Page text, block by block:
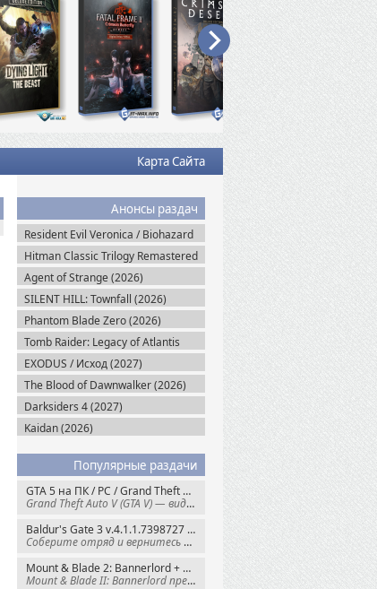
Карта Сайта
Анонсы раздач
Resident Evil Veronica / Biohazard
RE: Veronica (2027)
Hitman Classic Trilogy Remastered
(2027)
Agent of Strange (2026)
SILENT HILL: Townfall (2026)
Phantom Blade Zero (2026)
Tomb Raider: Legacy of Atlantis
(2027)
EXODUS / Исход (2027)
The Blood of Dawnwalker (2026)
Darksiders 4 (2027)
Kaidan (2026)
Популярные раздачи
GTA 5 на ПК / PC / Grand Theft Auto V: Premium Edition (2015) Steam-Rip
Grand Theft Auto V (GTA V) — видеоигра из
Baldur's Gate 3 v.4.1.1.7398727 + Все DLC (2023) GOG-Rip
Соберите отряд и вернитесь в Забытые
Mount & Blade 2: Bannerlord + War Sails v.1.4.7.117484 (2025) GOG
Mount & Blade II: Bannerlord представляет